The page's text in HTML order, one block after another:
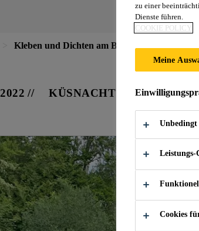
Kleben und Dichten am Bau
2022 KÜSNACHT
zu einer
Dienste führen.
COOKIE POLICY
Meine
Unbedingt
Leistungs-
Cookies